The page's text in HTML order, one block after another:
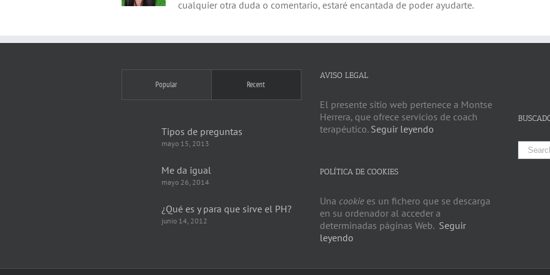
cualquier otra duda o comentario, estaré encantada de poder ayudarte.
Popular Recent
Tipos de preguntas
mayo 15, 2013
Me da igual
mayo 26, 2014
¿Qué es y para que sirve el PH?
junio 14, 2012
AVISO LEGAL
El presente sitio web pertenece a Montse
Herrera, que ofrece servicios de coach
terapéutico. Seguir leyendo
POLÍTICA DE COOKIES
Una cookie es un fichero que se descarga
en su ordenador al acceder a
determinadas páginas Web. Seguir
leyendo
Search
for: